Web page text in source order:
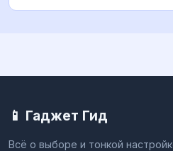
📱 Гаджет Гид
Всё о выборе и тонкой